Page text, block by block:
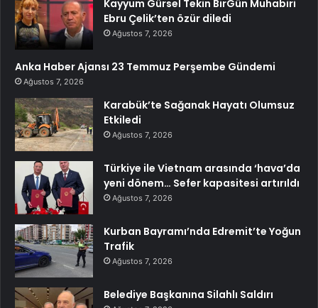
Kayyum Gürsel Tekin BirGün Muhabiri
Ebru Çelik’ten özür diledi
Ağustos 7, 2026
Anka Haber Ajansı 23 Temmuz Perşembe Gündemi
Ağustos 7, 2026
Karabük’te Sağanak Hayatı Olumsuz
Etkiledi
Ağustos 7, 2026
Türkiye ile Vietnam arasında ‘hava’da
yeni dönem… Sefer kapasitesi artırıldı
Ağustos 7, 2026
Kurban Bayramı’nda Edremit’te Yoğun
Trafik
Ağustos 7, 2026
Belediye Başkanına Silahlı Saldırı